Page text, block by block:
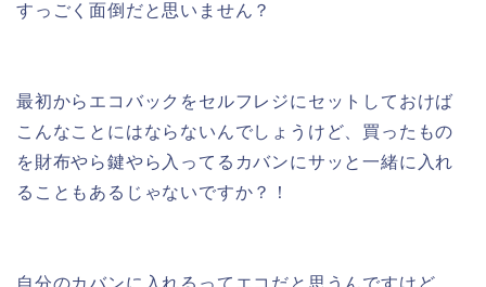
すっごく面倒だと思いません？
最初からエコバックをセルフレジにセットしておけば
こんなことにはならないんでしょうけど、買ったもの
を財布やら鍵やら入ってるカバンにサッと一緒に入れ
ることもあるじゃないですか？！
自分のカバンに入れるってエコだと思うんですけど、